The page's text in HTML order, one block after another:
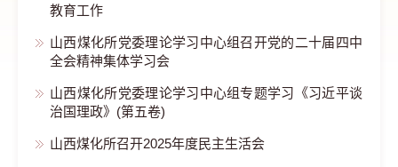
教育工作
山西煤化所党委理论学习中心组召开党的二十届四中
全会精神集体学习会
山西煤化所党委理论学习中心组专题学习《习近平谈
治国理政》(第五卷)
山西煤化所召开2025年度民主生活会